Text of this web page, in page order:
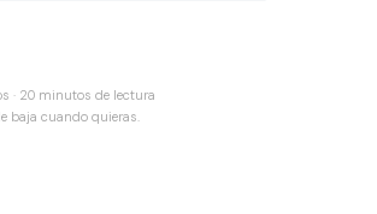
· 20 minutos de lectura
baja cuando quieras.